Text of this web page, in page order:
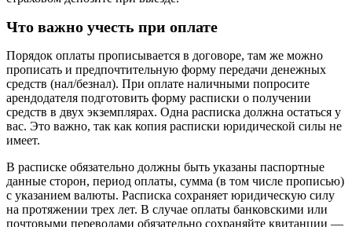
Что важно учесть при оплате
Порядок оплаты прописывается в договоре, там же можно
прописать и предпочтительную форму передачи денежных
средств (нал/безнал). При оплате наличными попросите
арендодателя подготовить форму расписки о получении
средств в двух экземплярах. Одна расписка должна остаться у
вас. Это важно, так как копия расписки юридической силы не
имеет.
В расписке обязательно должны быть указаны паспортные
данные сторон, период оплаты, сумма (в том числе прописью)
с указанием валюты. Расписка сохраняет юридическую силу
на протяжении трех лет. В случае оплаты банковскими или
почтовыми переводами обязательно сохраняйте квитанции —